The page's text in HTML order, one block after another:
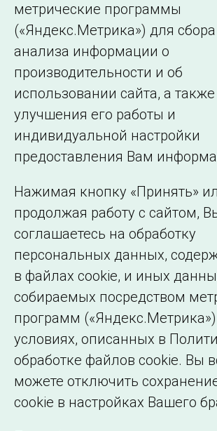
Порядок подачи и формат
используемых для обмена
субъектом оптового рынка
«СО ЕЭС»
132 кБ
©2005–2026 АО «СО ЕЭС»
Филиалы и
организации
метрические программы
(«Яндекс.Метрика») для
анализа информации о
производительности и об
использовании сайта, а
улучшения его работы и
индивидуальной настройки
предоставления Вам
Нажимая кнопку «Принять»
продолжая работу с сайтом,
соглашаетесь на обработку
персональных данных,
в файлах cookie, и иных
собираемых посредством
программ
условиях, описанных в
обработке файлов cookie. Вы
можете отключить
cookie в настройках Вашего